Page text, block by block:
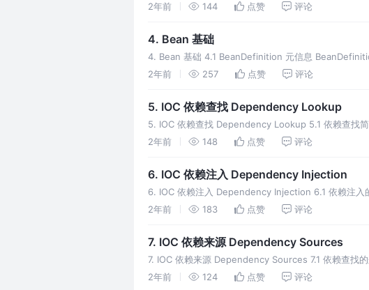
2年前
144 点赞 评论
4. Bean 基础
4. Bean 基础 4.1 BeanDefinition 元信息
2年前
257 点赞 评论
5. IOC 依赖查找 Dependency Lookup
5. IOC 依赖查找 Dependency Lookup 5.1 依赖查找
2年前
148 点赞 评论
6. IOC 依赖注入 Dependency Injection
6. IOC 依赖注入 Dependency Injection 6.1 依赖注入
bean 元
2年前 183 点赞 评论
7. IOC 依赖来源 Dependency Sources
7. IOC 依赖来源 Dependency Sources 7.1 依赖查
2年前
124 点赞 评论